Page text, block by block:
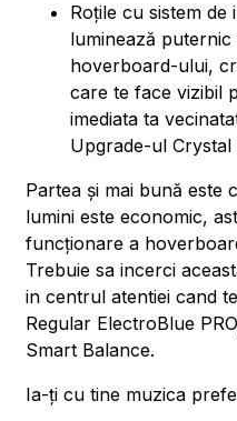
Roțile cu sistem de
luminează
hoverboard-ului,
care te face vizibil
imediata ta
Upgrade-ul Crystal
Partea și mai bună este
lumini este economic,
funcționare a
Trebuie sa incerci
in centrul atentiei cand
Regular ElectroBlue
Smart Balance.
Ia-ți cu tine muzica